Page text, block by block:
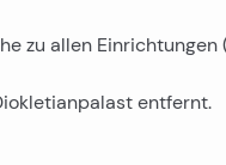
zu allen
entfernt.